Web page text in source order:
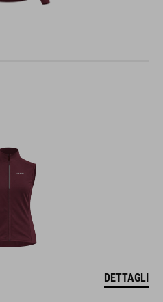
DETTAGLI